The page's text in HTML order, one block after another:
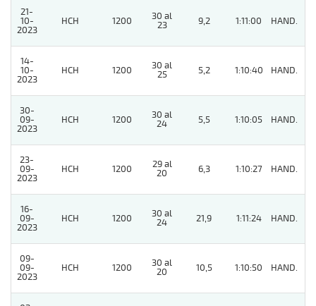
21-
10-
2023
HCH 1200
30 al
23
9,2 1:11:00 HAND.
14-
10-
2023
HCH 1200
30 al
25
5,2 1:10:40 HAND.
30-
09-
2023
HCH 1200
30 al
24
5,5 1:10:05 HAND.
23-
09-
2023
HCH 1200
29 al
20
6,3 1:10:27 HAND.
16-
09-
2023
HCH 1200
30 al
24
21,9 1:11:24 HAND.
09-
09-
2023
HCH 1200
30 al
20
10,5 1:10:50 HAND.